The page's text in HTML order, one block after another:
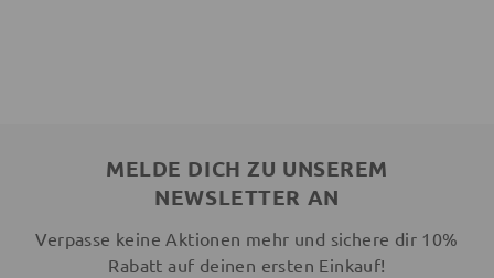
MELDE DICH ZU UNSEREM
NEWSLETTER AN
Verpasse keine Aktionen mehr und sichere dir 10%
Rabatt auf deinen ersten Einkauf!